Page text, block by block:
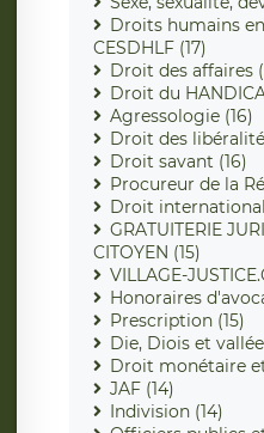
Droits humains
CESDHLF (17)
Droit des affaires
Droit du
Agressologie (16)
Droit des
Droit savant (16)
Procureur de la
Droit international
GRATUITERIE
CITOYEN (15)
VILLAGE-
Honoraires
Prescription (15)
Die, Diois et
Droit monétaire
JAF (14)
Indivision (14)